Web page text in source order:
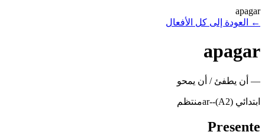
apagar
←
العودة إلى كل الأفعال
apagar
— أن يطفئ / أن يمحو
ابتدائي (A2) -
-ar منتظم
Presente